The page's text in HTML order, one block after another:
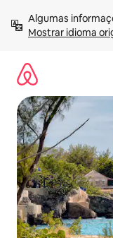
para
Mostrar idioma